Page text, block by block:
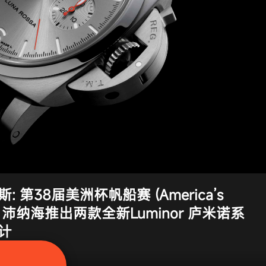
: 第38届美洲杯帆船赛 (America’s
纳海推出两款全新Luminor 庐米诺系